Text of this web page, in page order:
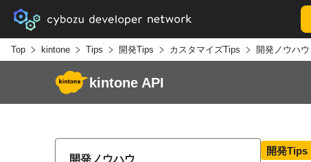
Top kintone Tips 開発Tips カスタマイズTips 開発ノウハウ
kintone API
開発ノウハウ
開発Tips